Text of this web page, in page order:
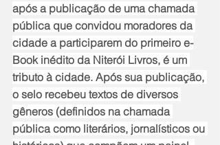
após a publicação de uma chamada
pública que convidou moradores da
cidade a participarem do primeiro e-
Book inédito da Niterói Livros, é um
tributo à cidade. Após sua publicação,
o selo recebeu textos de diversos
gêneros (definidos na chamada
pública como literários, jornalísticos ou